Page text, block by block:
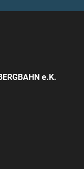
e.K.